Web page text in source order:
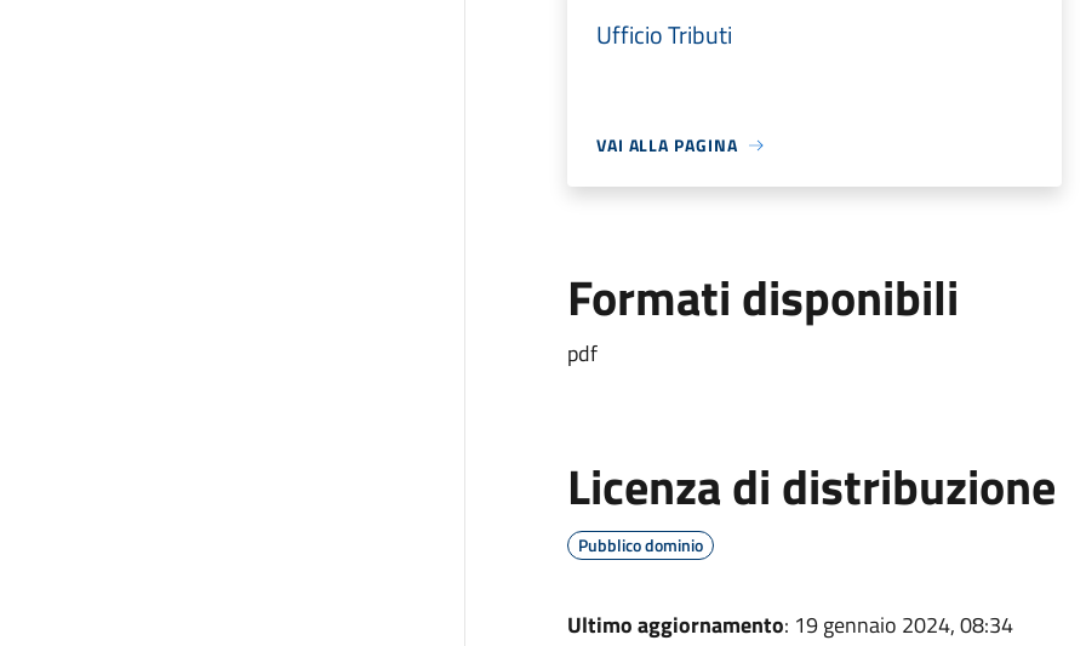
Ufficio Tributi
VAI ALLA PAGINA
Formati disponibili
pdf
Licenza di distribuzione
Pubblico dominio
Ultimo aggiornamento: 19 gennaio 2024, 08:34